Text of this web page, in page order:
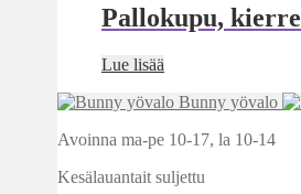
Pallokupu, kierre
Lue lisää
Bunny yövalo
Avoinna ma-pe 10-17, la 10-14
Kesälauantait suljettu